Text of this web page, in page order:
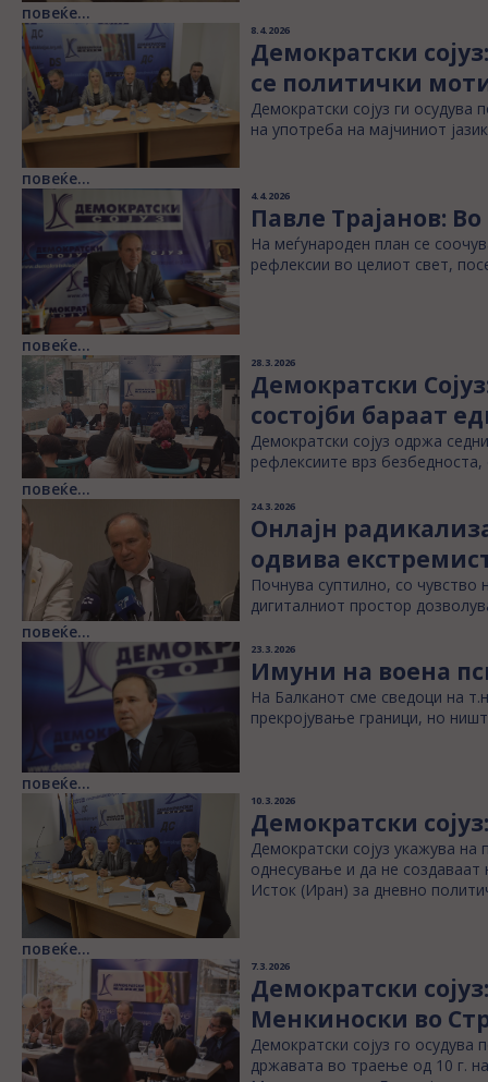
повеќе...
8.4.2026
Демократски
се политички
Демократски сојуз ги
на употреба на мајчиниот
повеќе...
4.4.2026
Павле Трајанов:
На меѓународен план се
рефлексии во целиот свет,
повеќе...
28.3.2026
Демократски
состојби бараат
Демократски сојуз одржа
рефлексиите врз
повеќе...
24.3.2026
Онлајн
одвива
Почнува суптилно, со чувство
дигиталниот простор
повеќе...
23.3.2026
Имуни на воена
На Балканот сме сведоци на
прекројување граници, но
повеќе...
10.3.2026
Демократски
Демократски сојуз укажува
однесување и да не создаваат
Исток (Иран) за дневно
повеќе...
7.3.2026
Демократски
Менкиноски во
Демократски сојуз го
државата во траење од 10 г.